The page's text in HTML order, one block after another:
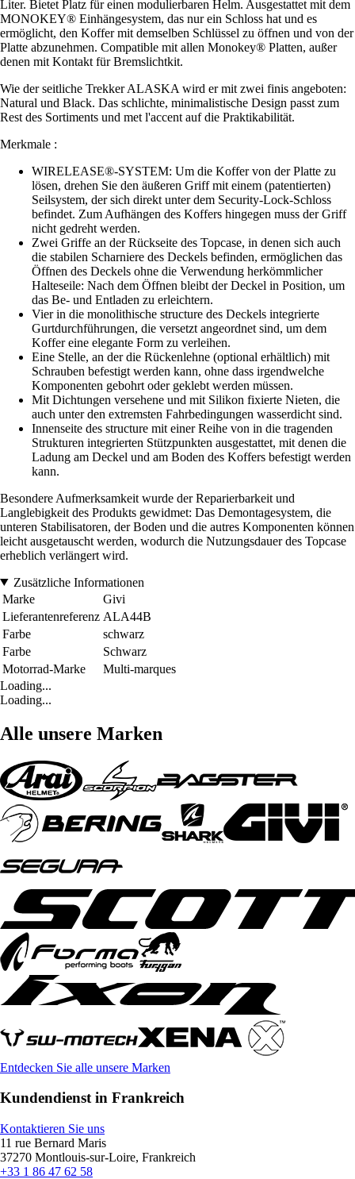
Liter. Bietet Platz für einen modulierbaren Helm. Ausgestattet mit dem
MONOKEY® Einhängesystem, das nur ein Schloss hat und es
ermöglicht, den Koffer mit demselben Schlüssel zu öffnen und von der
Platte abzunehmen. Compatible mit allen Monokey® Platten, außer
denen mit Kontakt für Bremslichtkit.
Wie der seitliche Trekker ALASKA wird er mit zwei finis angeboten:
Natural und Black. Das schlichte, minimalistische Design passt zum
Rest des Sortiments und met l'accent auf die Praktikabilität.
Merkmale :
WIRELEASE®-SYSTEM: Um die Koffer von der Platte zu
lösen, drehen Sie den äußeren Griff mit einem (patentierten)
Seilsystem, der sich direkt unter dem Security-Lock-Schloss
befindet. Zum Aufhängen des Koffers hingegen muss der Griff
nicht gedreht werden.
Zwei Griffe an der Rückseite des Topcase, in denen sich auch
die stabilen Scharniere des Deckels befinden, ermöglichen das
Öffnen des Deckels ohne die Verwendung herkömmlicher
Halteseile: Nach dem Öffnen bleibt der Deckel in Position, um
das Be- und Entladen zu erleichtern.
Vier in die monolithische structure des Deckels integrierte
Gurtdurchführungen, die versetzt angeordnet sind, um dem
Koffer eine elegante Form zu verleihen.
Eine Stelle, an der die Rückenlehne (optional erhältlich) mit
Schrauben befestigt werden kann, ohne dass irgendwelche
Komponenten gebohrt oder geklebt werden müssen.
Mit Dichtungen versehene und mit Silikon fixierte Nieten, die
auch unter den extremsten Fahrbedingungen wasserdicht sind.
Innenseite des structure mit einer Reihe von in die tragenden
Strukturen integrierten Stützpunkten ausgestattet, mit denen die
Ladung am Deckel und am Boden des Koffers befestigt werden
kann.
Besondere Aufmerksamkeit wurde der Reparierbarkeit und
Langlebigkeit des Produkts gewidmet: Das Demontagesystem, die
unteren Stabilisatoren, der Boden und die autres Komponenten können
leicht ausgetauscht werden, wodurch die Nutzungsdauer des Topcase
erheblich verlängert wird.
Zusätzliche Informationen
Marke
Givi
Lieferantenreferenz ALA44B
Farbe
schwarz
Farbe
Schwarz
Motorrad-Marke
Multi-marques
Loading...
Loading...
Alle unsere Marken
Entdecken Sie alle unsere Marken
Kundendienst in Frankreich
Kontaktieren Sie uns
11 rue Bernard Maris
37270 Montlouis-sur-Loire, Frankreich
+33 1 86 47 62 58